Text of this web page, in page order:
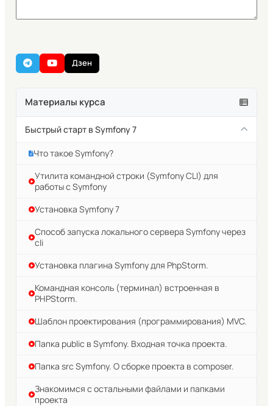
Дзен
Материалы курса
Быстрый старт в Symfony 7
Что такое Symfony?
Утилита командной строки (Symfony CLI) для
работы с Symfony
Установка Symfony 7
Способ запуска локального сервера Symfony через
cli
Установка плагина Symfony для PhpStorm.
Командная консоль (терминал) встроенная в
PHPStorm.
Шаблон проектирования (программирования) MVC.
Папка public в Symfony. Входная точка проекта.
Папка src Symfony. О сборке проекта в composer.
Знакомимся с остальными файлами и папками
проекта